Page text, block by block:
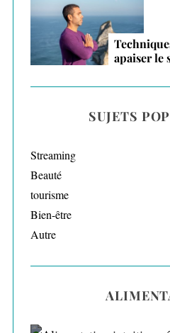
apaiser le
SUJETS
Streaming
Beauté
tourisme
Bien-être
Autre